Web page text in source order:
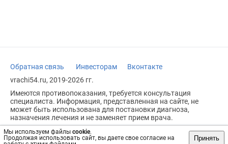
Мы используем файлы cookie.
Продолжая использовать сайт, вы даете свое согласие на
Принять
Обратная связь Инвесторам
Вконтакте
vrachi54.ru, 2019-2026 гг.
Имеются противопоказания, требуется консультация
специалиста. Информация, представленная на сайте, не
может быть использована для постановки диагноза,
назначения лечения и не заменяет прием врача.
Возрастное ограничение: 18+